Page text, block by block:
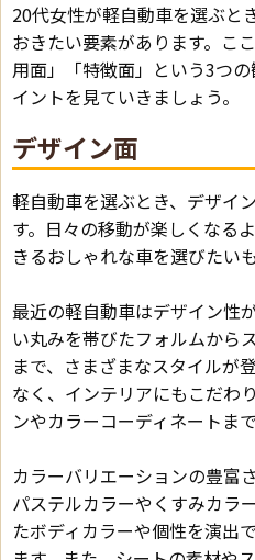
20代女性が軽自動車を選ぶと
おきたい要素があります。こ
用面」「特徴面」という3つ
イントを見ていきましょう。
デザイン面
軽自動車を選ぶとき、デザイ
す。日々の移動が楽しくなる
きるおしゃれな車を選びたい
最近の軽自動車はデザイン性
い丸みを帯びたフォルムから
まで、さまざまなスタイルが
なく、インテリアにもこだわ
ンやカラーコーディネートま
カラーバリエーションの豊富
パステルカラーやくすみカラ
たボディカラーや個性を演出